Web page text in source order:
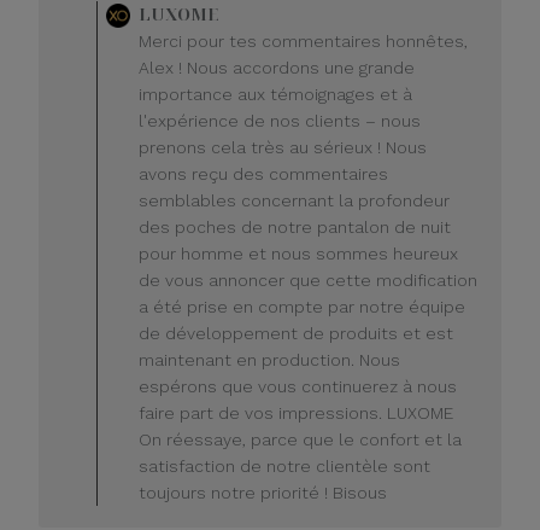
du
propriétaire
du
magasin
sur
l'avis
de
LUXOME
lundi
20
juillet
2026
LUXOME
Merci pour tes commentaires honnêtes,
Alex ! Nous accordons une grande
importance aux témoignages et à
l'expérience de nos clients – nous
prenons cela très au sérieux ! Nous
avons reçu des commentaires
semblables concernant la profondeur
des poches de notre pantalon de nuit
pour homme et nous sommes heureux
de vous annoncer que cette modification
a été prise en compte par notre équipe
de développement de produits et est
maintenant en production. Nous
espérons que vous continuerez à nous
faire part de vos impressions. LUXOME
On réessaye, parce que le confort et la
satisfaction de notre clientèle sont
toujours notre priorité ! Bisous